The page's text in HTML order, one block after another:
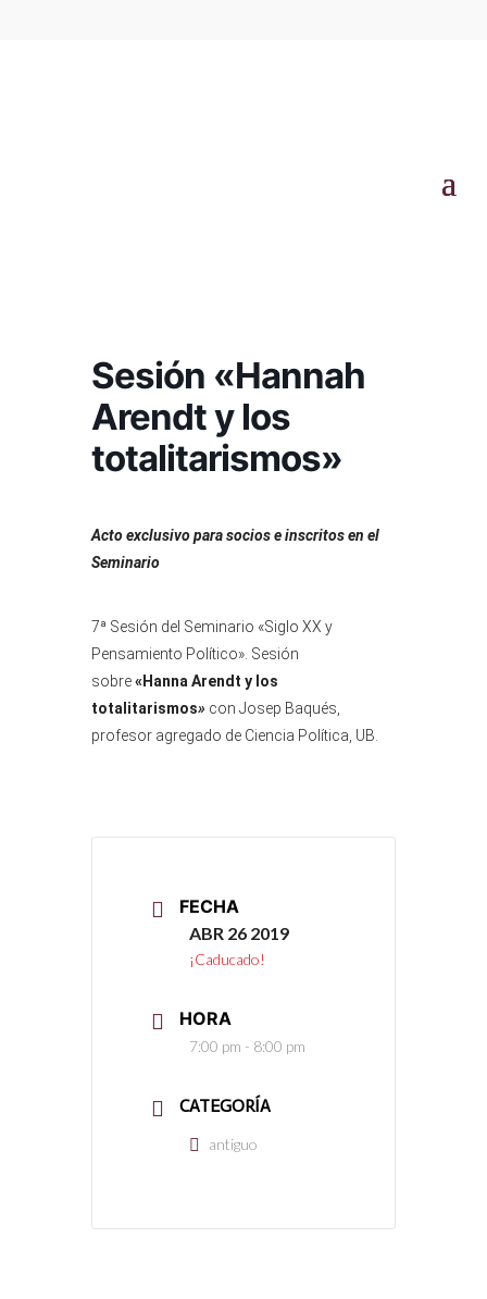
Sesión «Hannah
Arendt y los
totalitarismos»
Acto exclusivo para socios e inscritos en el
Seminario
7ª Sesión del Seminario «Siglo XX y
Pensamiento Político». Sesión
sobre«Hanna Arendt y los
totalitarismos» con Josep Baqués,
profesor agregado de Ciencia Política, UB.
FECHA
ABR 26 2019
¡Caducado!
HORA
7:00 pm - 8:00 pm
CATEGORÍA
antiguo